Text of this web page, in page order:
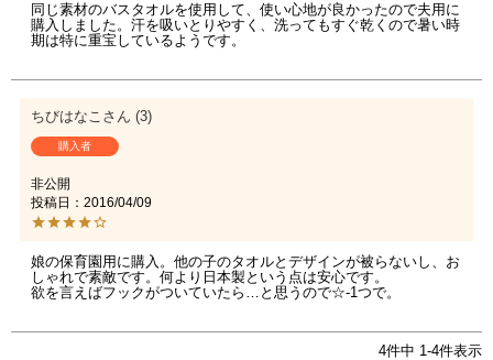
同じ素材のバスタオルを使用して、使い心地が良かったので夫用に
購入しました。汗を吸いとりやすく、洗ってもすぐ乾くので暑い時
期は特に重宝しているようです。
ちびはなこ 3
購入者
非公開
投稿日
2016/04/09
娘の保育園用に購入。他の子のタオルとデザインが被らないし、お
しゃれで素敵です。何より日本製という点は安心です。
4件中 1-4件表示